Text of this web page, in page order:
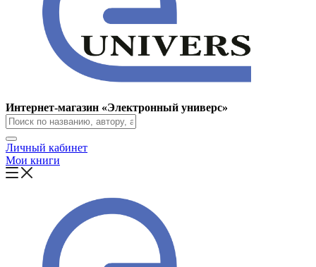
Интернет-магазин «Электронный универс»
Личный кабинет
Мои книги